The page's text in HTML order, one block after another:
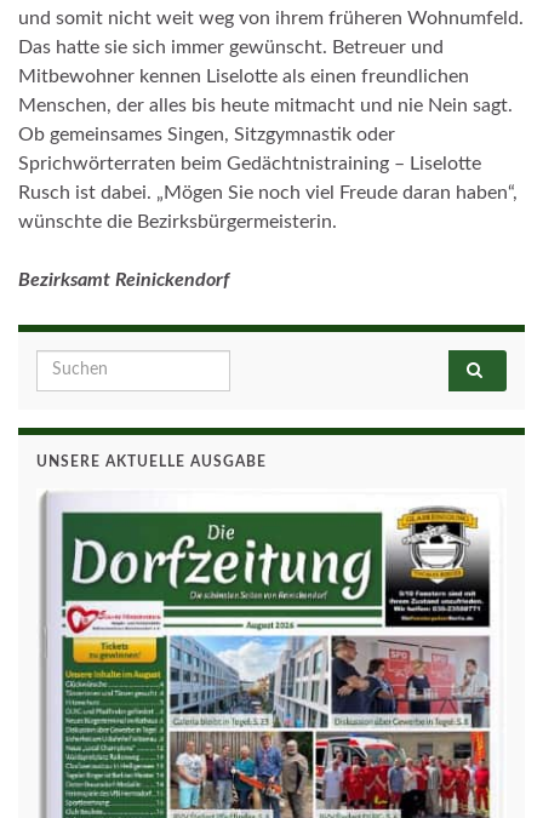
und somit nicht weit weg von ihrem früheren Wohnumfeld.
Das hatte sie sich immer gewünscht. Betreuer und
Mitbewohner kennen Liselotte als einen freundlichen
Menschen, der alles bis heute mitmacht und nie Nein sagt.
Ob gemeinsames Singen, Sitzgymnastik oder
Sprichwörterraten beim Gedächtnistraining – Liselotte
Rusch ist dabei. „Mögen Sie noch viel Freude daran haben“,
wünschte die Bezirksbürgermeisterin.
Bezirksamt Reinickendorf
Search for:
UNSERE AKTUELLE AUSGABE